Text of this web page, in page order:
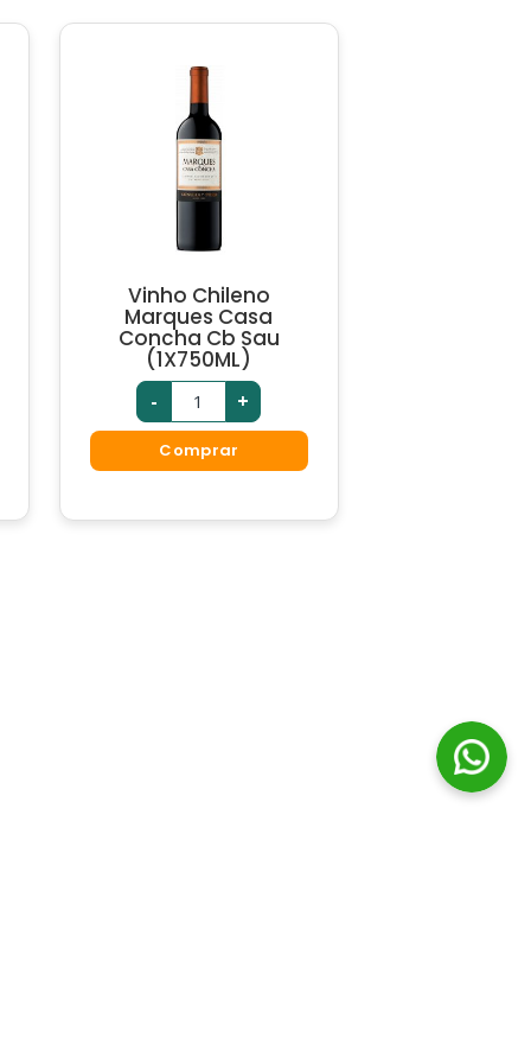
Vinho Chileno
Marques Casa
Concha Cb Sau
(1X750ML)
- +
Comprar